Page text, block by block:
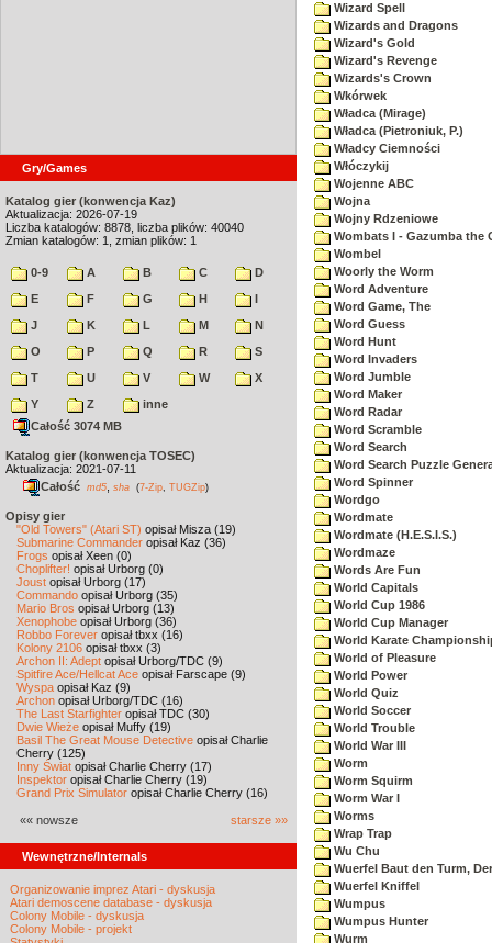
Gry/Games
Katalog gier (konwencja Kaz)
Aktualizacja: 2026-07-19
Liczba katalogów: 8878, liczba plików: 40040
Zmian katalogów: 1, zmian plików: 1
0-9 A B C
D
E
F G H
I
J
K L M
N
O
P Q R
S
T
U V W
X
Y
Z
inne
Całość 3074 MB
Katalog gier (konwencja TOSEC)
Aktualizacja: 2021-07-11
Całość md5 sha (7-Zip TUGZip)
Opisy gier
"Old Towers" (Atari ST) opisał Misza (19)
Submarine Commander opisał Kaz (36)
Frogs opisał Xeen (0)
Choplifter! opisał Urborg (0)
Joust opisał Urborg (17)
Commando opisał Urborg (35)
Mario Bros opisał Urborg (13)
Xenophobe opisał Urborg (36)
Robbo Forever opisał tbxx (16)
Kolony 2106 opisał tbxx (3)
Archon II: Adept opisał Urborg/TDC (9)
Spitfire Ace/Hellcat Ace opisał Farscape (9)
Wyspa opisał Kaz (9)
Archon opisał Urborg/TDC (16)
The Last Starfighter opisał TDC (30)
Dwie Wieże opisał Muffy (19)
Basil The Great Mouse Detective opisał Charlie
Cherry (125)
Inny Świat opisał Charlie Cherry (17)
Inspektor opisał Charlie Cherry (19)
Grand Prix Simulator opisał Charlie Cherry (16)
«« nowsze starsze »»
Wewnętrzne/Internals
Organizowanie imprez Atari - dyskusja
Atari demoscene database - dyskusja
Colony Mobile - dyskusja
Colony Mobile - projekt
Wizard Spell
Wizards and Dragons
Wizard's Gold
Wizard's Revenge
Wizards's Crown
Wkórwek
Władca (Mirage)
Władca (Pietroniuk, P.)
Władcy Ciemności
Włóczykij
Wojenne ABC
Wojna
Wojny Rdzeniowe
Wombats I - Gazumba the
Wombel
Woorly the Worm
Word Adventure
Word Game, The
Word Guess
Word Hunt
Word Invaders
Word Jumble
Word Maker
Word Radar
Word Scramble
Word Search
Word Search Puzzle
Word Spinner
Wordgo
Wordmate
Wordmate (H.E.S.I.S.)
Wordmaze
Words Are Fun
World Capitals
World Cup 1986
World Cup Manager
World Karate
World of Pleasure
World Power
World Quiz
World Soccer
World Trouble
World War III
Worm
Worm Squirm
Worm War I
Worms
Wrap Trap
Wu Chu
Wuerfel Baut den Turm, Der
Wuerfel Kniffel
Wumpus
Wumpus Hunter
Wurm